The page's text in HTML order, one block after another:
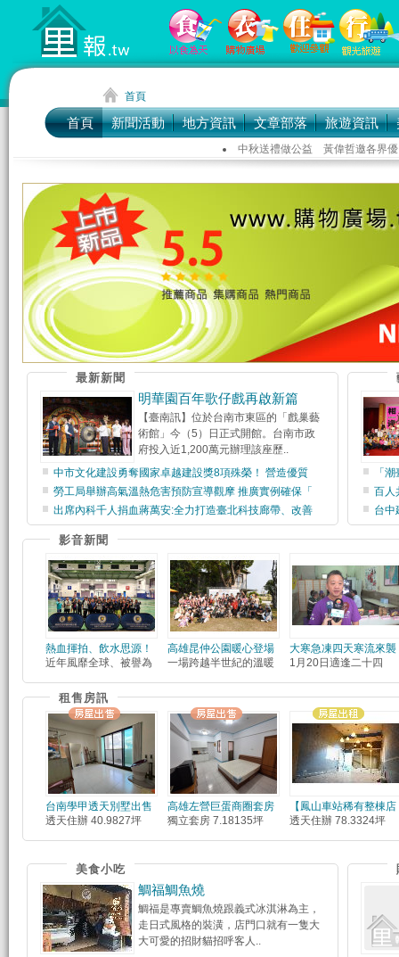
首頁 新聞活動 地方資訊 文章部落 旅遊資訊
中秋送禮做公益 黃偉哲邀各界優
首頁
最新新聞
明華園百年歌仔戲再啟新篇
【臺南訊】位於台南市東區的「戲巢藝
術館」今（5）日正式開館。台南市政
府投入近1,200萬元辦理該座歷..
中市文化建設勇奪國家卓越建設獎8項殊榮！ 營造優質
勞工局舉辦高氣溫熱危害預防宣導觀摩 推廣實例確保「
出席內科千人捐血蔣萬安:全力打造臺北科技廊帶、改善
「
百人
台中
影音新聞
熱血揮拍、飲水思源！
近年風靡全球、被譽為
高雄昆仲公園暖心登場
一場跨越半世紀的溫暖
大寒急凍四天寒流來襲
1月20日適逢二十四
租售房訊
台南學甲透天別墅出售
透天住辦 40.9827坪
高雄左營巨蛋商圈套房
獨立套房 7.18135坪
【鳳山車站稀有整棟店
透天住辦 78.3324坪
美食小吃
鯛福鯛魚燒
鯛福是專賣鯛魚燒跟義式冰淇淋為主，
走日式風格的裝潢，店門口就有一隻大
大可愛的招財貓招呼客人..